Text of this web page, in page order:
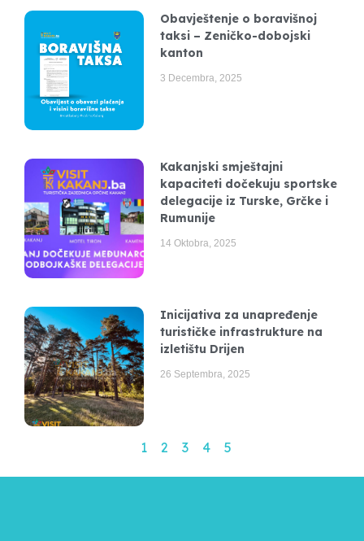
Obavještenje o boravišnoj
taksi – Zeničko-dobojski
kanton
3 Decembra, 2025
Kakanjski smještajni
kapaciteti dočekuju sportske
delegacije iz Turske, Grčke i
Rumunije
14 Oktobra, 2025
Inicijativa za unapređenje
turističke infrastrukture na
izletištu Drijen
26 Septembra, 2025
1 2 3 4 5